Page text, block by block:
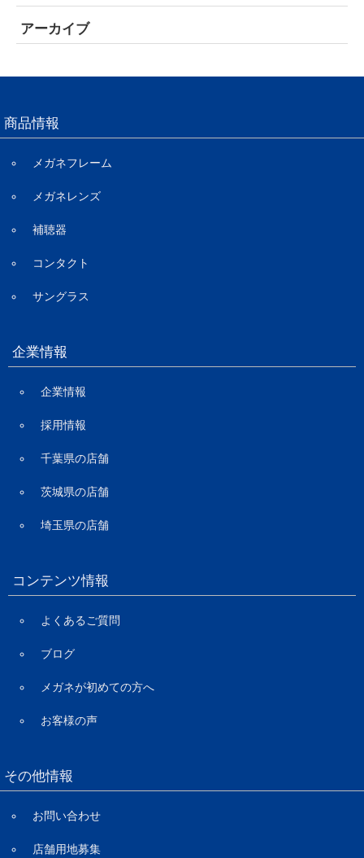
アーカイブ
商品情報
メガネフレーム
メガネレンズ
補聴器
コンタクト
サングラス
企業情報
企業情報
採用情報
千葉県の店舗
茨城県の店舗
埼玉県の店舗
コンテンツ情報
よくあるご質問
ブログ
メガネが初めての方へ
お客様の声
その他情報
お問い合わせ
店舗用地募集